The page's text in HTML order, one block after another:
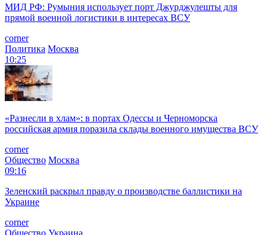
МИД РФ: Румыния использует порт Джурджулешты для
прямой военной логистики в интересах ВСУ
corner
Политика Москва
10:25
«Разнесли в хлам»: в портах Одессы и Черноморска
российская армия поразила склады военного имущества ВСУ
corner
Общество Москва
09:16
Зеленский раскрыл правду о производстве баллистики на
Украине
corner
Общество Украина